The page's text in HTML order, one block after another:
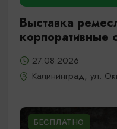
Выставка
корпоративные
27.08.2026
Калининград, ул.
БЕСПЛАТНО